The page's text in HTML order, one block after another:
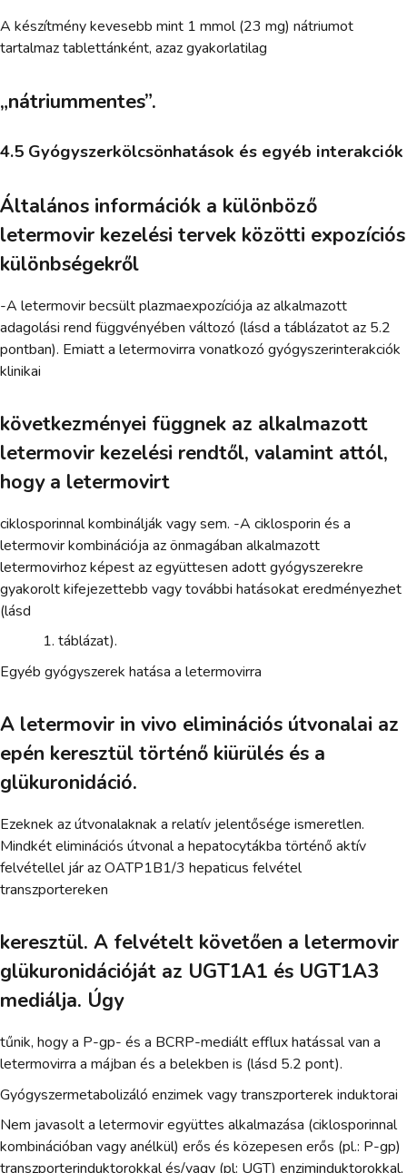
A készítmény kevesebb mint 1 mmol (23 mg) nátriumot
tartalmaz tablettánként, azaz gyakorlatilag
„nátriummentes”.
4.5 Gyógyszerkölcsönhatások és egyéb interakciók
Általános információk a különböző
letermovir kezelési tervek közötti expozíciós
különbségekről
-A letermovir becsült plazmaexpozíciója az alkalmazott
adagolási rend függvényében változó (lásd a táblázatot az 5.2
pontban). Emiatt a letermovirra vonatkozó gyógyszerinterakciók
klinikai
következményei függnek az alkalmazott
letermovir kezelési rendtől, valamint attól,
hogy a letermovirt
ciklosporinnal kombinálják vagy sem. -A ciklosporin és a
letermovir kombinációja az önmagában alkalmazott
letermovirhoz képest az együttesen adott gyógyszerekre
gyakorolt kifejezettebb vagy további hatásokat eredményezhet
(lásd
táblázat).
Egyéb gyógyszerek hatása a letermovirra
A letermovir in vivo eliminációs útvonalai az
epén keresztül történő kiürülés és a
glükuronidáció.
Ezeknek az útvonalaknak a relatív jelentősége ismeretlen.
Mindkét eliminációs útvonal a hepatocytákba történő aktív
felvétellel jár az OATP1B1/3 hepaticus felvétel
transzportereken
keresztül. A felvételt követően a letermovir
glükuronidációját az UGT1A1 és UGT1A3
mediálja. Úgy
tűnik, hogy a P-gp- és a BCRP-mediált efflux hatással van a
letermovirra a májban és a belekben is (lásd 5.2 pont).
Gyógyszermetabolizáló enzimek vagy transzporterek induktorai
Nem javasolt a letermovir együttes alkalmazása (ciklosporinnal
kombinációban vagy anélkül) erős és közepesen erős (pl.: P-gp)
transzporterinduktorokkal és/vagy (pl: UGT) enziminduktorokkal,